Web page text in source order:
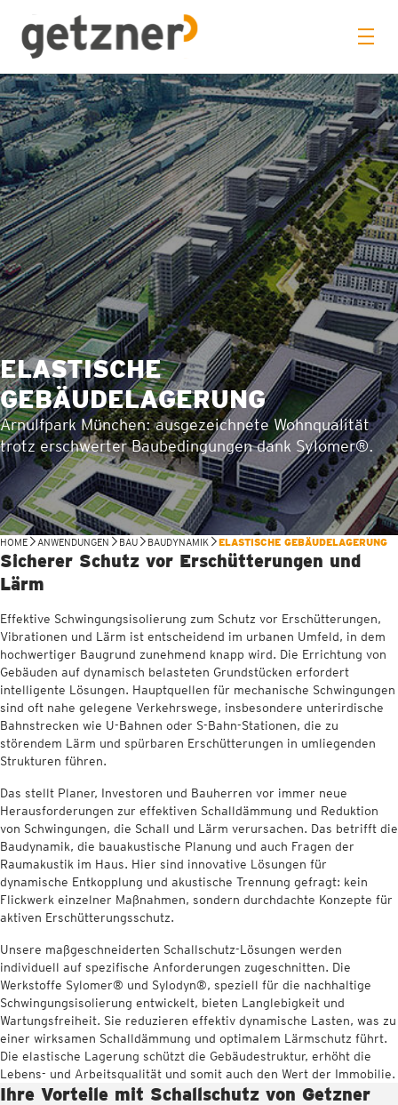
ELASTISCHE
GEBÄUDELAGERUNG
Arnulfpark München: ausgezeichnete Wohnqualität
trotz erschwerter Baubedingungen dank Sylomer®.
HOME ANWENDUNGEN BAU BAUDYNAMIK ELASTISCHE GEBÄUDELAGERUNG
Sicherer Schutz vor Erschütterungen und
Lärm
Effektive Schwingungsisolierung zum Schutz vor Erschütterungen,
Vibrationen und Lärm ist entscheidend im urbanen Umfeld, in dem
hochwertiger Baugrund zunehmend knapp wird. Die Errichtung von
Gebäuden auf dynamisch belasteten Grundstücken erfordert
intelligente Lösungen. Hauptquellen für mechanische Schwingungen
sind oft nahe gelegene Verkehrswege, insbesondere unterirdische
Bahnstrecken wie U-Bahnen oder S-Bahn-Stationen, die zu
störendem Lärm und spürbaren Erschütterungen in umliegenden
Strukturen führen.
Das stellt Planer, Investoren und Bauherren vor immer neue
Herausforderungen zur effektiven Schalldämmung und Reduktion
von Schwingungen, die Schall und Lärm verursachen. Das betrifft die
Baudynamik, die bauakustische Planung und auch Fragen der
Raumakustik im Haus. Hier sind innovative Lösungen für
dynamische Entkopplung und akustische Trennung gefragt: kein
Flickwerk einzelner Maßnahmen, sondern durchdachte Konzepte für
aktiven Erschütterungsschutz.
Unsere maßgeschneiderten Schallschutz-Lösungen werden
individuell auf spezifische Anforderungen zugeschnitten. Die
Werkstoffe Sylomer® und Sylodyn®, speziell für die nachhaltige
Schwingungsisolierung entwickelt, bieten Langlebigkeit und
Wartungsfreiheit. Sie reduzieren effektiv dynamische Lasten, was zu
einer wirksamen Schalldämmung und optimalem Lärmschutz führt.
Die elastische Lagerung schützt die Gebäudestruktur, erhöht die
Lebens- und Arbeitsqualität und somit auch den Wert der Immobilie.
Ihre Vorteile mit Schallschutz von Getzner